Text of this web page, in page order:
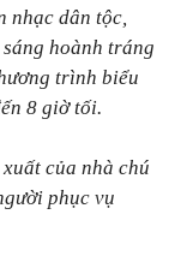
nhạc dân tộc,
hoành tráng
trình biểu
8 giờ tối.
của nhà chú
phục vụ